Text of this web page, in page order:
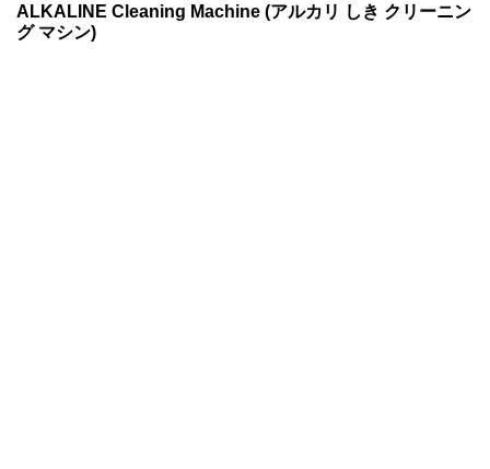
ALKALINE Cleaning Machine (アルカリ しき クリーニン
グ マシン)